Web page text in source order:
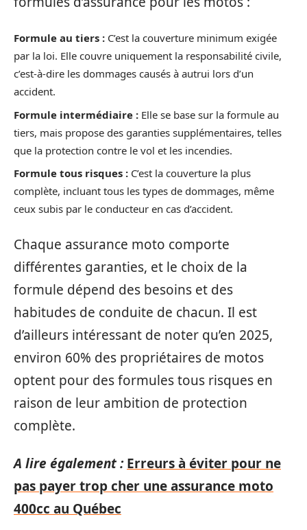
Formule au tiers : C’est la couverture minimum exigée
par la loi. Elle couvre uniquement la responsabilité civile,
c’est-à-dire les dommages causés à autrui lors d’un
accident.
Formule intermédiaire : Elle se base sur la formule au
tiers, mais propose des garanties supplémentaires, telles
que la protection contre le vol et les incendies.
Formule tous risques : C’est la couverture la plus
complète, incluant tous les types de dommages, même
ceux subis par le conducteur en cas d’accident.
Chaque assurance moto comporte
différentes garanties, et le choix de la
formule dépend des besoins et des
habitudes de conduite de chacun. Il est
d’ailleurs intéressant de noter qu’en 2025,
environ 60% des propriétaires de motos
optent pour des formules tous risques en
raison de leur ambition de protection
complète.
A lire également : Erreurs à éviter pour ne
pas payer trop cher une assurance moto
400cc au Québec